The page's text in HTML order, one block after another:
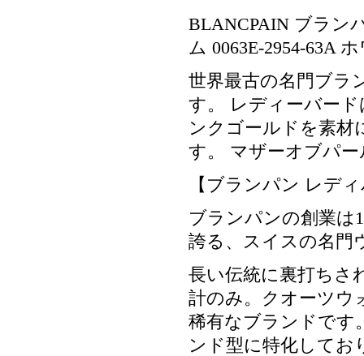
BLANCPAIN ブラン
ム 0063E-2954-63A
世界最古の名門ブ
す。 レディーバー
ンクゴールドを素
す。 マザーオブパ
【ブランパン レデ
ブランパンの創業は
誇る、スイスの名門
長い伝統に裏打ちさ
計のみ。クオーツウ
稀有なブランドです
ンド型に特化してお